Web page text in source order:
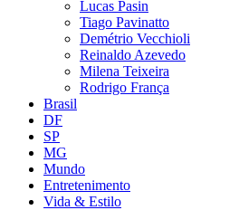
Lucas Pasin
Tiago Pavinatto
Demétrio Vecchioli
Reinaldo Azevedo
Milena Teixeira
Rodrigo França
Brasil
DF
SP
MG
Mundo
Entretenimento
Vida & Estilo